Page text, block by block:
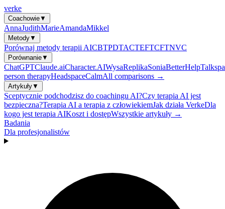
verke
Coachowie▼
AnnaJudithMarieAmandaMikkel
Metody▼
Porównaj metody terapii AICBTPDTACTEFTCFTNVC
Porównanie▼
ChatGPTClaude.aiCharacter.AIWysaReplikaSoniaBetterHelp
person therapyHeadspaceCalmAll comparisons →
Artykuły▼
Sceptycznie podchodzisz do coachingu AI?Czy terapia AI jest
bezpieczna?Terapia AI a terapia z człowiekiemJak działa VerkeDla
kogo jest terapia AIKoszt i dostępWszystkie artykuły →
Badania
Dla profesjonalistów